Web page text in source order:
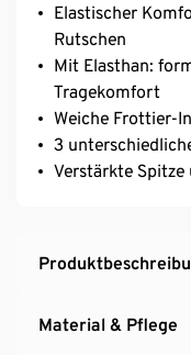
Elastischer
Rutschen
Mit Elasthan:
Tragekomfort
Weiche Frottier-
3
Verstärkte Spitze
Material & Pflege